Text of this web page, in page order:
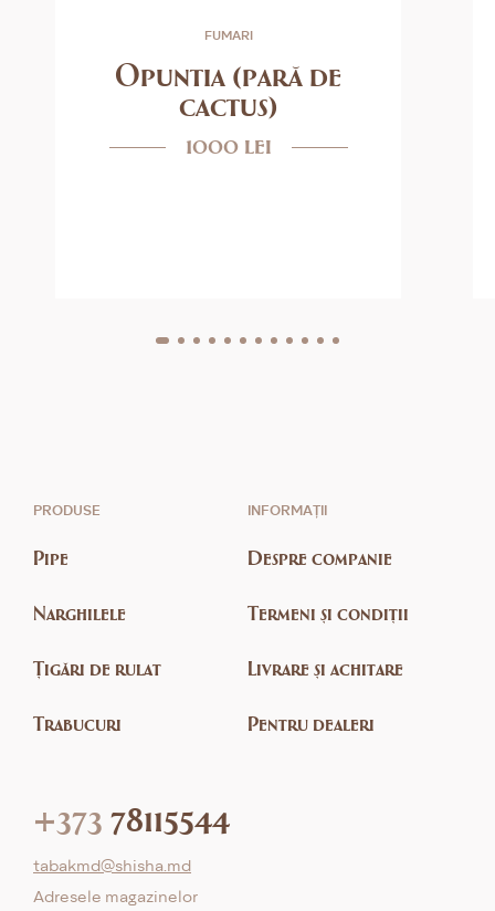
FUMARI
Opuntia (pară de
cactus)
1000 lei
PRODUSE
Pipe
Narghilele
Țigări de rulat
Trabucuri
INFORMAȚII
Despre companie
Termeni și condiții
Livrare și achitare
Pentru dealeri
+373 78115544
tabakmd@shisha.md
Adresele magazinelor